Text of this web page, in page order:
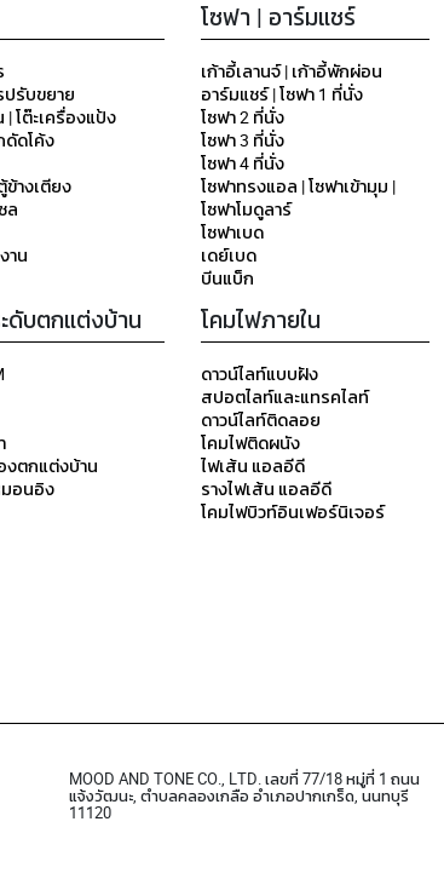
ปรับขยาย
| โต๊ะเครื่องแป้ง
ดัดโค้ง
ข้างเตียง
ล
าน
โซฟา | อาร์มแชร์
เก้าอี้เลานจ์ | เก้าอี้พักผ่อน
อาร์มแชร์ | โซฟา 1 ที่นั่ง
โซฟา 2 ที่นั่ง
โซฟา 3 ที่นั่ง
โซฟา 4 ที่นั่ง
โซฟาทรงแอล | โซฟาเข้ามุม |
โซฟาโมดูลาร์
โซฟาเบด
เดย์เบด
บีนแบ็ก
ดับตกแต่งบ้าน
งตกแต่งบ้าน
อนอิง
โคมไฟภายใน
ดาวน์ไลท์แบบฝัง
สปอตไลท์และแทรคไลท์
ดาวน์ไลท์ติดลอย
โคมไฟติดผนัง
ไฟเส้น แอลอีดี
รางไฟเส้น แอลอีดี
โคมไฟบิวท์อินเฟอร์นิเจอร์
MOOD AND TONE CO., LTD. เลขที่ 77/18 หมู่ที่ 1 ถนน
แจ้งวัฒนะ, ตำบลคลองเกลือ อำเภอปากเกร็ด, นนทบุรี
11120